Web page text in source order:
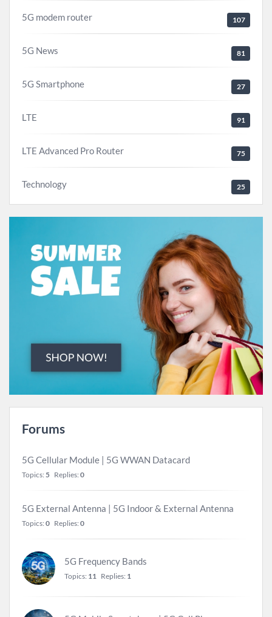
5G modem router 107
5G News 81
5G Smartphone 27
LTE 91
LTE Advanced Pro Router 75
Technology 25
Forums
5G Cellular Module | 5G WWAN Datacard
Topics: 5 Replies: 0
5G External Antenna | 5G Indoor & External Antenna
Topics: 0 Replies: 0
5G Frequency Bands
Topics: 11 Replies: 1